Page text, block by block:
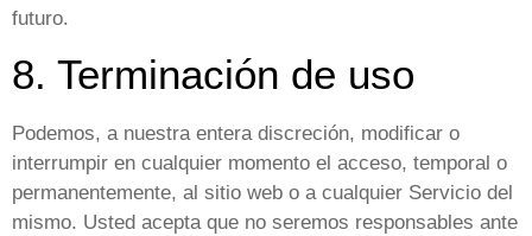
futuro.
8. Terminación de uso
Podemos, a nuestra entera discreción, modificar o
interrumpir en cualquier momento el acceso, temporal o
permanentemente, al sitio web o a cualquier Servicio del
mismo. Usted acepta que no seremos responsables ante